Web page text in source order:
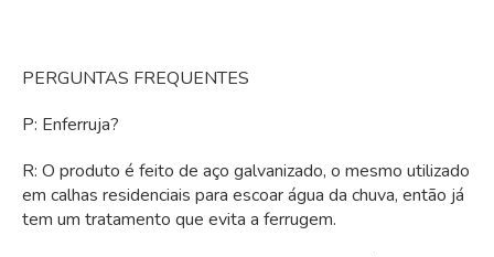
PERGUNTAS FREQUENTES
P: Enferruja?
R: O produto é feito de aço galvanizado, o mesmo utilizado
em calhas residenciais para escoar água da chuva, então já
tem um tratamento que evita a ferrugem.